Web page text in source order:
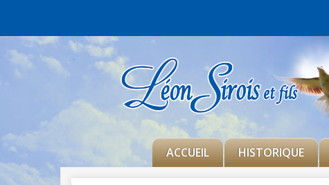
ACCUEIL HISTORIQUE